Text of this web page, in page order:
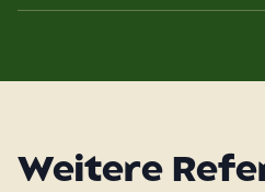
Weitere